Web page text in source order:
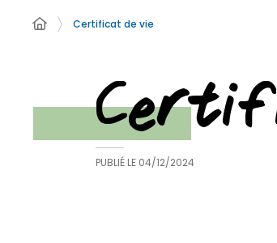
Certificat de vie
PUBLIÉ LE 04/12/2024